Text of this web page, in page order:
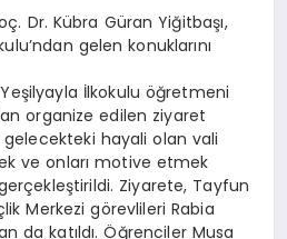
Dr. Kübra Güran Yiğitbaşı,
gelen konuklarını
İlkokulu öğretmeni
organize edilen ziyaret
hayali olan vali
ve onları motive etmek
Ziyarete, Tayfun
Merkezi görevlileri Rabia
da katıldı. Öğrenciler Musa